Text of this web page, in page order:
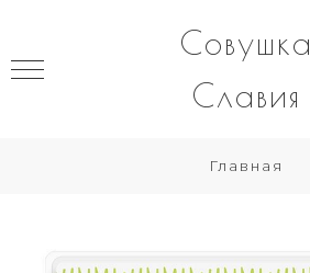
Совушка
Славия
Главная